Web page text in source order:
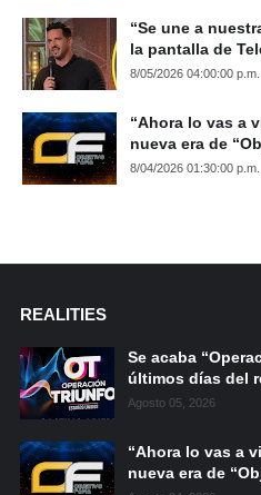
“Se une a
la pantalla de
8/05/2026 04:00:00 p.m.
“Ahora lo vas a
nueva era de
8/04/2026 01:30:00 p.m.
REALITIES
Se acaba
últimos días del
Agosto 05, 2026
“Ahora lo vas a
nueva era de